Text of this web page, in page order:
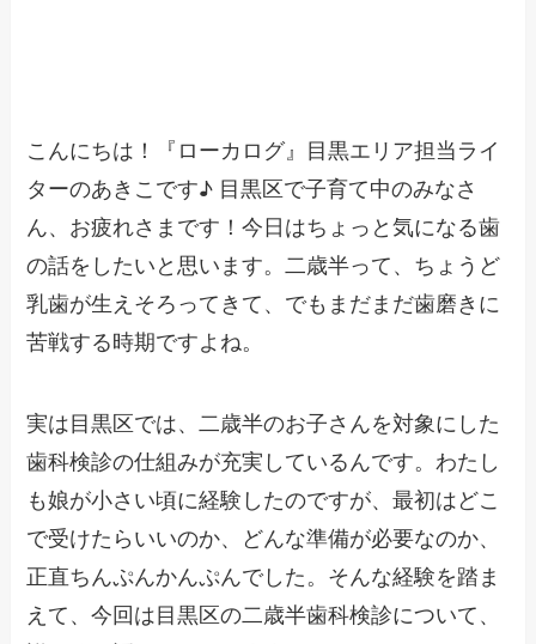
こんにちは！『ローカログ』目黒エリア担当ライ
ターのあきこです♪ 目黒区で子育て中のみなさ
ん、お疲れさまです！今日はちょっと気になる歯
の話をしたいと思います。二歳半って、ちょうど
乳歯が生えそろってきて、でもまだまだ歯磨きに
苦戦する時期ですよね。
実は目黒区では、二歳半のお子さんを対象にした
歯科検診の仕組みが充実しているんです。わたし
も娘が小さい頃に経験したのですが、最初はどこ
で受けたらいいのか、どんな準備が必要なのか、
正直ちんぷんかんぷんでした。そんな経験を踏ま
えて、今回は目黒区の二歳半歯科検診について、